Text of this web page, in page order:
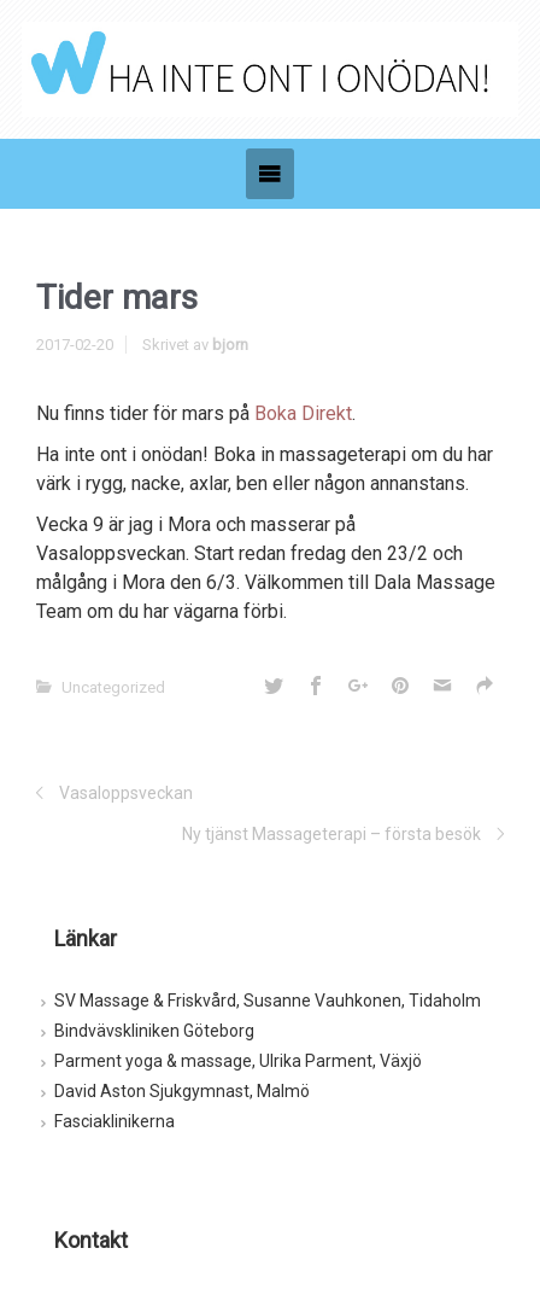
Länkar
SV Massage & Friskvård, Susanne Vauhkonen, Tidaholm
Bindvävskliniken Göteborg
Parment yoga & massage, Ulrika Parment, Växjö
David Aston Sjukgymnast, Malmö
Fasciaklinikerna
Kontakt
Tider mars
2017-02-20 Skrivet av bjorn
Nu finns tider för mars på Boka Direkt.
Ha inte ont i onödan! Boka in massageterapi om du har
värk i rygg, nacke, axlar, ben eller någon annanstans.
Vecka 9 är jag i Mora och masserar på
Vasaloppsveckan. Start redan fredag den 23/2 och
målgång i Mora den 6/3. Välkommen till Dala Massage
Team om du har vägarna förbi.
Uncategorized
Vasaloppsveckan
Ny tjänst Massageterapi – första besök